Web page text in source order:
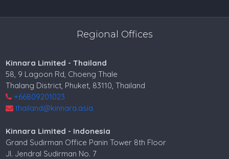
Regional Offices
Kinnara Limited - Thailand
58, 9 Lagoon Rd, Choeng Thale
Thalang District, Phuket, 83110, Thailand
+66809201023
thailand@kinnara.asia
Kinnara Limited - Indonesia
Grand Sudirman Office Panin Tower 8th Floor
Jl. Jendral Sudirman No. 7